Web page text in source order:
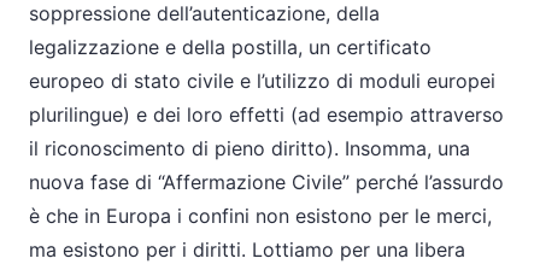
soppressione dell’autenticazione, della
legalizzazione e della postilla, un certificato
europeo di stato civile e l’utilizzo di moduli europei
plurilingue) e dei loro effetti (ad esempio attraverso
il riconoscimento di pieno diritto). Insomma, una
nuova fase di “Affermazione Civile” perché l’assurdo
è che in Europa i confini non esistono per le merci,
ma esistono per i diritti. Lottiamo per una libera